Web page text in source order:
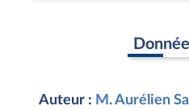
Auteur : M. Aurélien